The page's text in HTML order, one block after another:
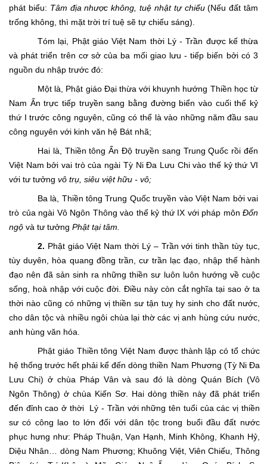
phát biểu: Tâm địa nhược không, tuệ nhật tự chiếu(Nếu đất tâm
trống không, thì mặt trời trí tuệ sẽ tự chiếu sáng).
Tóm lại, Phật giáo Việt Nam thời Lý - Trần được kế thừa
và phát triển trên cơ sở của ba mối giao lưu - tiếp biến bởi có 3
nguồn du nhập trước đó:
Một là, Phật giáo Đại thừa với khuynh hướng Thiền học từ
Nam Ấn trực tiếp truyền sang bằng đường biển vào cuối thế kỷ
thứ I trước công nguyên, cũng có thể là vào những năm đầu sau
công nguyên với kinh văn hệ Bát nhã;
Hai là, Thiền tông Ấn Độ truyền sang Trung Quốc rồi đến
Việt Nam bởi vai trò của ngài Tỳ Ni Đa Lưu Chi vào thế kỷ thứ VI
với tư tưởng vô trụ, siêu việt hữu - vô;
Ba là, Thiền tông Trung Quốc truyền vào Việt Nam bởi vai
trò của ngài Vô Ngôn Thông vào thế kỷ thứ IX với pháp môn Đốn
ngộ và tư tưởng Phật tại tâm.
2. Phật giáo Việt Nam thời Lý – Trần với tinh thần tùy tục,
tùy duyên, hòa quang đồng trần, cư trần lạc đạo, nhập thế hành
đạo nên đã sản sinh ra những thiền sư luôn luôn hướng về cuộc
sống, hoà nhập với cuộc đời. Điều này còn cắt nghĩa tại sao ở ta
thời nào cũng có những vị thiền sư tận tuỵ hy sinh cho đất nước,
cho dân tộc và nhiều ngôi chùa lại thờ các vị anh hùng cứu nước,
anh hùng văn hóa.
Phật giáo Thiền tông Việt Nam được thành lập có tổ chức
hệ thống trước hết phải kể đến dòng thiền Nam Phương (Tỳ Ni Đa
Lưu Chi) ở chùa Pháp Vân và sau đó là dòng Quán Bích (Vô
Ngôn Thông) ở chùa Kiến Sơ. Hai dòng thiền này đã phát triển
đến đỉnh cao ở thời Lý - Trần với những tên tuổi của các vị thiền
sư có công lao to lớn đối với dân tộc trong buổi đầu đất nước
phục hưng như: Pháp Thuận, Vạn Hạnh, Minh Không, Khanh Hỷ,
Diệu Nhân… dòng Nam Phương; Khuông Việt, Viên Chiếu, Thông